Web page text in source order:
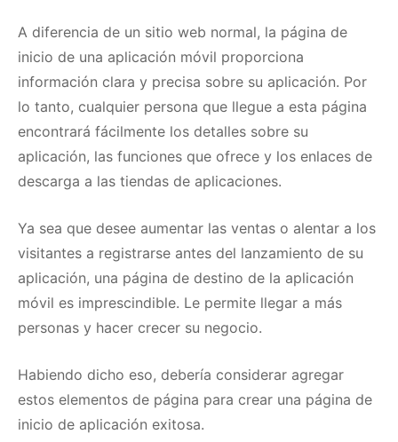
A diferencia de un sitio web normal, la página de
inicio de una aplicación móvil proporciona
información clara y precisa sobre su aplicación. Por
lo tanto, cualquier persona que llegue a esta página
encontrará fácilmente los detalles sobre su
aplicación, las funciones que ofrece y los enlaces de
descarga a las tiendas de aplicaciones.
Ya sea que desee aumentar las ventas o alentar a los
visitantes a registrarse antes del lanzamiento de su
aplicación, una página de destino de la aplicación
móvil es imprescindible. Le permite llegar a más
personas y hacer crecer su negocio.
Habiendo dicho eso, debería considerar agregar
estos elementos de página para crear una página de
inicio de aplicación exitosa.